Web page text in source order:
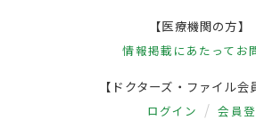
【医療機関の方】
情報掲載にあたって お
【ドクターズ・ファイル会
ログイン 会員